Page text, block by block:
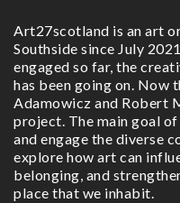
Art27scotland is an art
Southside since July
engaged so far, the
has been going on. Now
Adamowicz and Robert
project. The main goal
and engage the diverse
explore how art can
belonging, and
place that we inhabit.